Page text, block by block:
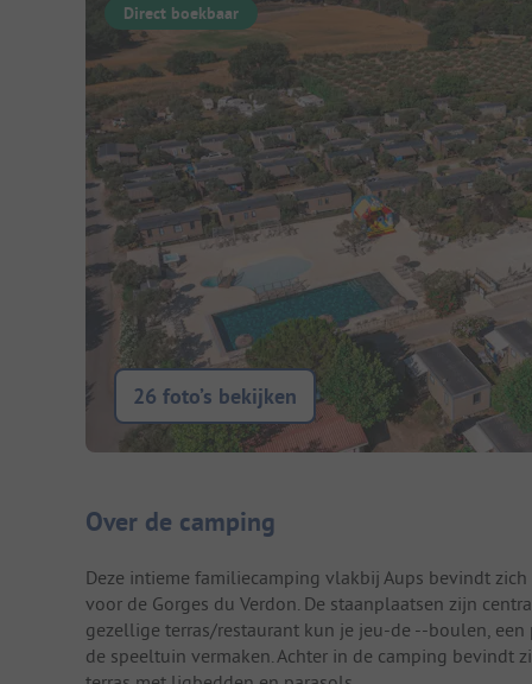
Direct boekbaar
26 foto’s bekijken
Camping introductie
Over de camping
Deze intieme familiecamping vlakbij Aups bevindt
voor de Gorges du Verdon. De staanplaatsen zijn
gezellige terras/restaurant kun je jeu-de --boulen,
de speeltuin vermaken. Achter in de camping